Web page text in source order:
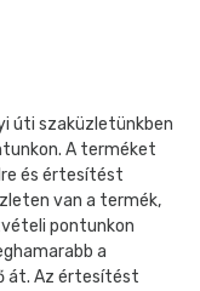
úti szaküzletünkben
A terméket
és értesítést
van a termék,
pontunkon
a
át. Az értesítést